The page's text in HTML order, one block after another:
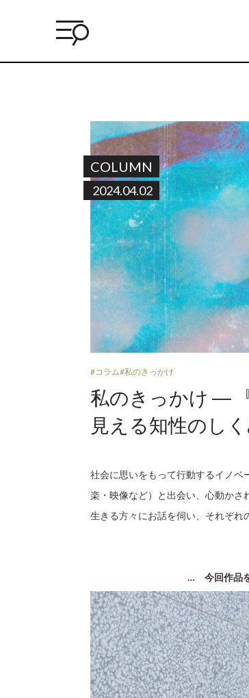
COLUMN
2024.04.02
#コラム#私のきっかけ
私のきっかけ ―
見える知性のし
社会に思いをもって行動するイノベ
楽・映像など）と出会い、心動かさ
生きる方々にお話を伺い、それぞれ
… 今回作品